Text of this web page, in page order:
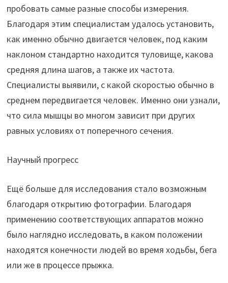
пробовать самые разные способы измерения.
Благодаря этим специалистам удалось установить,
как именно обычно двигается человек, под каким
наклоном стандартно находится туловище, какова
средняя длина шагов, а также их частота.
Специалисты выявили, с какой скоростью обычно в
среднем передвигается человек. Именно они узнали,
что сила мышцы во многом зависит при других
равных условиях от поперечного сечения.
Научный прогресс
Ещё больше для исследования стало возможным
благодаря открытию фотографии. Благодаря
применению соответствующих аппаратов можно
было наглядно исследовать, в каком положении
находятся конечности людей во время ходьбы, бега
или же в процессе прыжка.